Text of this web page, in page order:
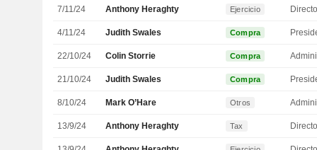
7/11/24 Anthony Heraghty Ejercicio
4/11/24 Judith Swales Compra
22/10/24 Colin Storrie Compra
21/10/24 Judith Swales Compra
8/10/24 Mark O’Hare Otros
13/9/24 Anthony Heraghty Tax